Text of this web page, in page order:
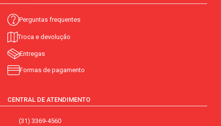
Perguntas frequentes
Troca e devolução
Entregas
Formas de pagamento
CENTRAL DE ATENDIMENTO
(31) 3369-4560